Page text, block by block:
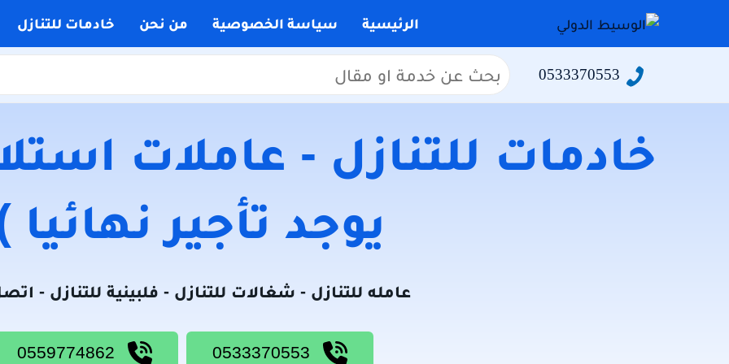
الرئيسية سياسة الخصوصية من نحن خادمات للتنازل
0533370553
البحث
عن:
خادمات للتنازل - عاملات
يوجد تأجير نهائيا
عامله للتنازل - شغالات للتنازل - فلبينية للتنازل -